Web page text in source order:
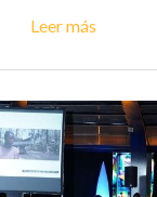
Leer más